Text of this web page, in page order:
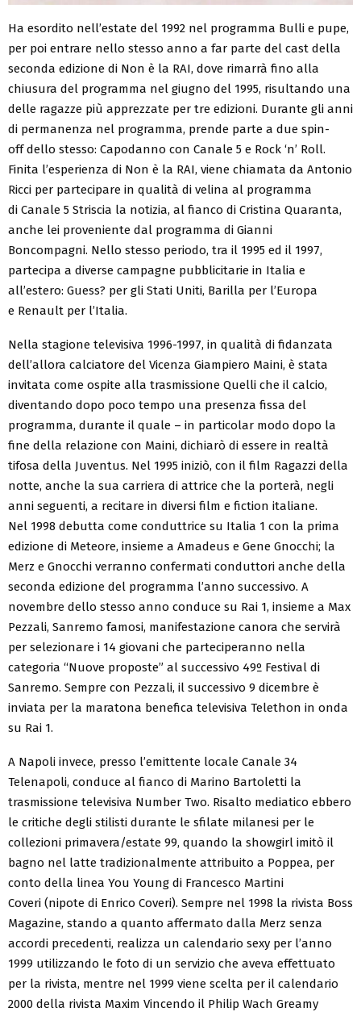
Ha esordito nell’estate del 1992 nel programma Bulli e pupe,
per poi entrare nello stesso anno a far parte del cast della
seconda edizione di Non è la RAI, dove rimarrà fino alla
chiusura del programma nel giugno del 1995, risultando una
delle ragazze più apprezzate per tre edizioni. Durante gli anni
di permanenza nel programma, prende parte a due spin-
off dello stesso: Capodanno con Canale 5 e Rock ‘n’ Roll.
Finita l’esperienza di Non è la RAI, viene chiamata da Antonio
Ricci per partecipare in qualità di velina al programma
di Canale 5 Striscia la notizia, al fianco di Cristina Quaranta,
anche lei proveniente dal programma di Gianni
Boncompagni. Nello stesso periodo, tra il 1995 ed il 1997,
partecipa a diverse campagne pubblicitarie in Italia e
all’estero: Guess? per gli Stati Uniti, Barilla per l’Europa
e Renault per l’Italia.
Nella stagione televisiva 1996-1997, in qualità di fidanzata
dell’allora calciatore del Vicenza Giampiero Maini, è stata
invitata come ospite alla trasmissione Quelli che il calcio,
diventando dopo poco tempo una presenza fissa del
programma, durante il quale – in particolar modo dopo la
fine della relazione con Maini, dichiarò di essere in realtà
tifosa della Juventus. Nel 1995 iniziò, con il film Ragazzi della
notte, anche la sua carriera di attrice che la porterà, negli
anni seguenti, a recitare in diversi film e fiction italiane.
Nel 1998 debutta come conduttrice su Italia 1 con la prima
edizione di Meteore, insieme a Amadeus e Gene Gnocchi; la
Merz e Gnocchi verranno confermati conduttori anche della
seconda edizione del programma l’anno successivo. A
novembre dello stesso anno conduce su Rai 1, insieme a Max
Pezzali, Sanremo famosi, manifestazione canora che servirà
per selezionare i 14 giovani che parteciperanno nella
categoria “Nuove proposte” al successivo 49º Festival di
Sanremo. Sempre con Pezzali, il successivo 9 dicembre è
inviata per la maratona benefica televisiva Telethon in onda
su Rai 1.
A Napoli invece, presso l’emittente locale Canale 34
Telenapoli, conduce al fianco di Marino Bartoletti la
trasmissione televisiva Number Two. Risalto mediatico ebbero
le critiche degli stilisti durante le sfilate milanesi per le
collezioni primavera/estate 99, quando la showgirl imitò il
bagno nel latte tradizionalmente attribuito a Poppea, per
conto della linea You Young di Francesco Martini
Coveri (nipote di Enrico Coveri). Sempre nel 1998 la rivista Boss
Magazine, stando a quanto affermato dalla Merz senza
accordi precedenti, realizza un calendario sexy per l’anno
1999 utilizzando le foto di un servizio che aveva effettuato
per la rivista, mentre nel 1999 viene scelta per il calendario
2000 della rivista Maxim Vincendo il Philip Wach Greamy